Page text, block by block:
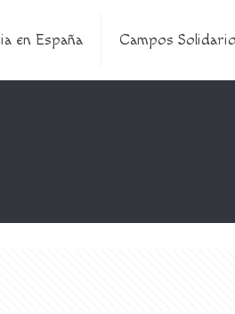
en España Campos